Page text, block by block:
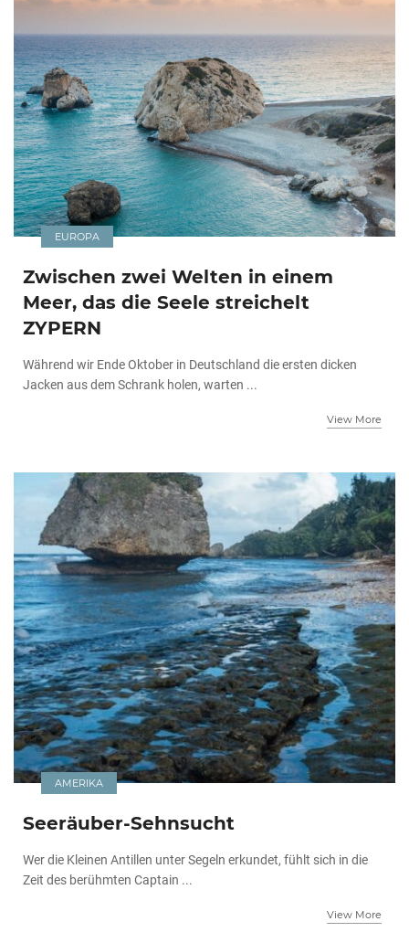
EUROPA
Zwischen zwei Welten in einem
Meer, das die Seele streichelt
ZYPERN
Während wir Ende Oktober in Deutschland die ersten dicken
Jacken aus dem Schrank holen, warten ...
View More
AMERIKA
Seeräuber-Sehnsucht
Wer die Kleinen Antillen unter Segeln erkundet, fühlt sich in die
Zeit des berühmten Captain ...
View More